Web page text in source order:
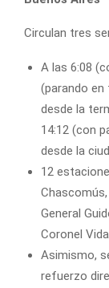
Circulan tres
A las 6:08
(parando en
desde la
14:12 (con
desde la
12
General
Coronel
Asimismo,
refuerzo